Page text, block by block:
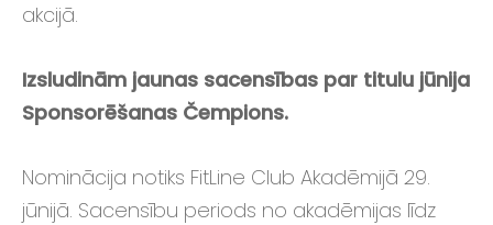
akcijā.
Izsludinām jaunas sacensības par titulu jūnija
Sponsorēšanas Čempions.
Nominācija notiks FitLine Club Akadēmijā 29.
jūnijā. Sacensību periods no akadēmijas līdz